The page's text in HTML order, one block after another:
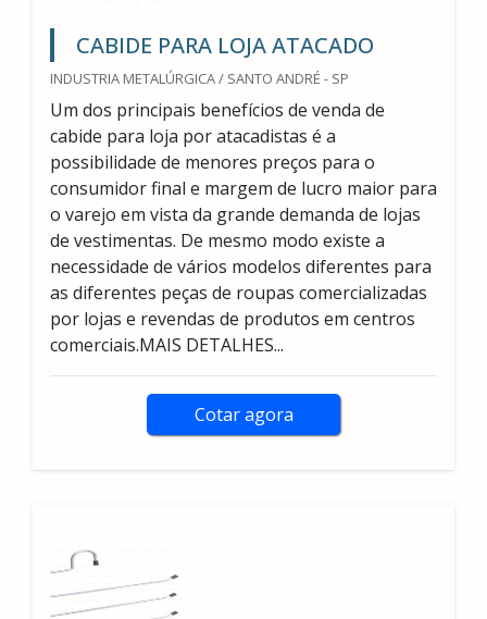
CABIDE PARA LOJA ATACADO
INDUSTRIA METALÚRGICA / SANTO ANDRÉ - SP
Um dos principais benefícios de venda de
cabide para loja por atacadistas é a
possibilidade de menores preços para o
consumidor final e margem de lucro maior para
o varejo em vista da grande demanda de lojas
de vestimentas. De mesmo modo existe a
necessidade de vários modelos diferentes para
as diferentes peças de roupas comercializadas
por lojas e revendas de produtos em centros
comerciais.MAIS DETALHES...
Cotar agora